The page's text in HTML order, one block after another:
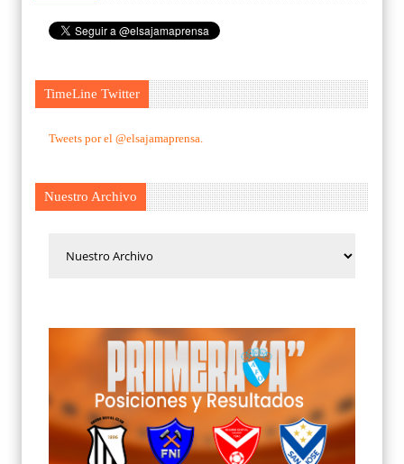
TimeLine Twitter
Tweets por el @elsajamaprensa.
Nuestro Archivo